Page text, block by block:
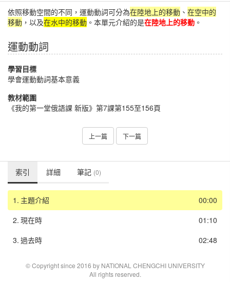
依照移動空間的不同，運動動詞可分為在陸地上的移動 、 在空中的
移動 ，以及在水中的移動 。本單元介紹的是在陸地上的移動 。
運動動詞
學習目標
學會運動動詞基本意義
教材範圍
《我的第一堂俄語課 新版》第7課第155至156頁
上一篇 下一篇
索引 詳細 筆記 (0)
00:00
1. 主題介紹
01:10
2. 現在時
02:48
3. 過去時
© Copyright since 2016 by NATIONAL CHENGCHI UNIVERSITY
All rights reserved.